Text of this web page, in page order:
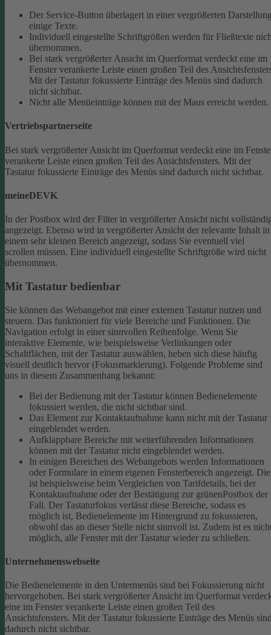
Der Service-Button überlagert in einer vergrößerten
einige Texte.
Individuell eingestellte Schriftgrößen werden für Fließtexte
übernommen.
Bei stark vergrößerter Ansicht im Querformat verdeckt eine im
Fenster verankerte Leiste einen großen Teil des
Mit der Tastatur fokussierte Einträge des Menüs sind dadurch
nicht sichtbar.
Nicht alle Menüeinträge können mit der Maus erreicht werden.
Vertriebspartnerseite
Bei stark vergrößerter Ansicht im Querformat verdeckt eine im
verankerte Leiste einen großen Teil des Ansichtsfensters. Mit der
Tastatur fokussierte Einträge des Menüs sind dadurch nicht sichtbar.
meineDEVK
In der Postbox wird der Filter in vergrößerter Ansicht nicht
angezeigt. Ebenso wird in vergrößerter Ansicht der relevante Inhalt in
einem sehr kleinen Bereich angezeigt, sodass Sie eventuell viel
scrollen müssen. Eine individuell eingestellte Schriftgröße wird nicht
übernommen.
Mit Tastatur bedienbar
Sie können das Webangebot mit einer externen Tastatur nutzen und
steuern. Das funktioniert für viele Bereiche und Funktionen. Die
Navigation erfolgt in einer sinnvollen Reihenfolge. Wenn Sie
interaktive Elemente, wie beispielsweise Verlinkungen oder
Schaltflächen, mit der Tastatur auswählen, heben sich diese häufig
visuell deutlich hervor (Fokusmarkierung). Folgende Probleme sind
uns in diesem Zusammenhang bekannt:
Bei der Bedienung mit der Tastatur können Bedienelemente
fokussiert werden, die nicht sichtbar sind.
Das Element zur Kontaktaufnahme kann nicht mit der Tastatur
eingeblendet werden.
Aufklappbare Bereiche mit weiterführenden Informationen
können mit der Tastatur nicht eingeblendet werden.
In einigen Bereichen des Webangebots werden Informationen
oder Formulare in einem eigenen Fensterbereich angezeigt.
ist beispielsweise beim Vergleichen von Tarifdetails, bei der
Kontaktaufnahme oder der Bestätigung zur grünenPostbox der
Fall. Der Tastaturfokus verlässt diese Bereiche, sodass es
möglich ist, Bedienelemente im Hintergrund zu fokussieren,
obwohl das an dieser Stelle nicht sinnvoll ist. Zudem ist es
möglich, alle Fenster mit der Tastatur wieder zu schließen.
Unternehmenswebseite
Die Bedienelemente in den Untermenüs sind bei Fokussierung nicht
hervorgehoben. Bei stark vergrößerter Ansicht im Querformat
eine im Fenster verankerte Leiste einen großen Teil des
Ansichtsfensters. Mit der Tastatur fokussierte Einträge des Menüs
dadurch nicht sichtbar.